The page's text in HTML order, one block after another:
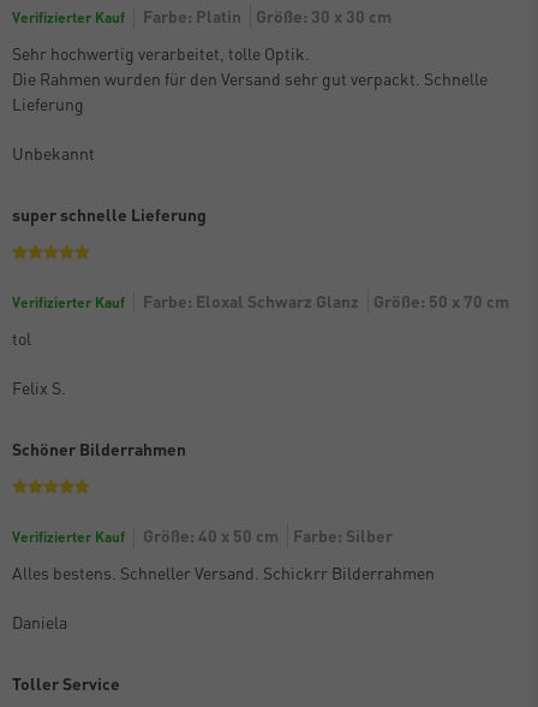
Verifizierter Kauf Farbe: Platin
Größe: 30 x 30 cm
Sehr hochwertig verarbeitet, tolle Optik.
Die Rahmen wurden für den Versand sehr gut verpackt. Schnelle
Lieferung
Unbekannt
super schnelle Lieferung
Verifizierter Kauf Farbe: Eloxal Schwarz Glanz
Größe: 50 x 70 cm
tol
Felix S.
Schöner Bilderrahmen
Verifizierter Kauf Größe: 40 x 50 cm
Farbe: Silber
Alles bestens. Schneller Versand. Schickrr Bilderrahmen
Daniela
Toller Service